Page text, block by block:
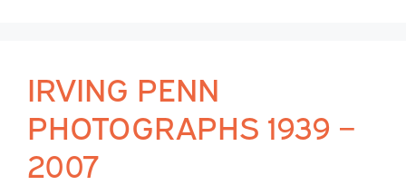
IRVING PENN
PHOTOGRAPHS 1939 –
2007